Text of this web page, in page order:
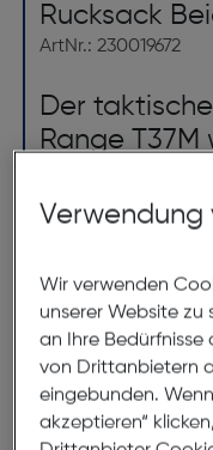
Rucksack
ArtNr.: 230019672
Der
Range
Kamera, 4-5
mitnehmen
Diese taktische
Vielseitigkeit
und
Der taktische
Verwendung
Wir verwenden
unserer Website zu
an Ihre Bedürfnisse
von Drittanbietern
eingebunden.
akzeptieren“